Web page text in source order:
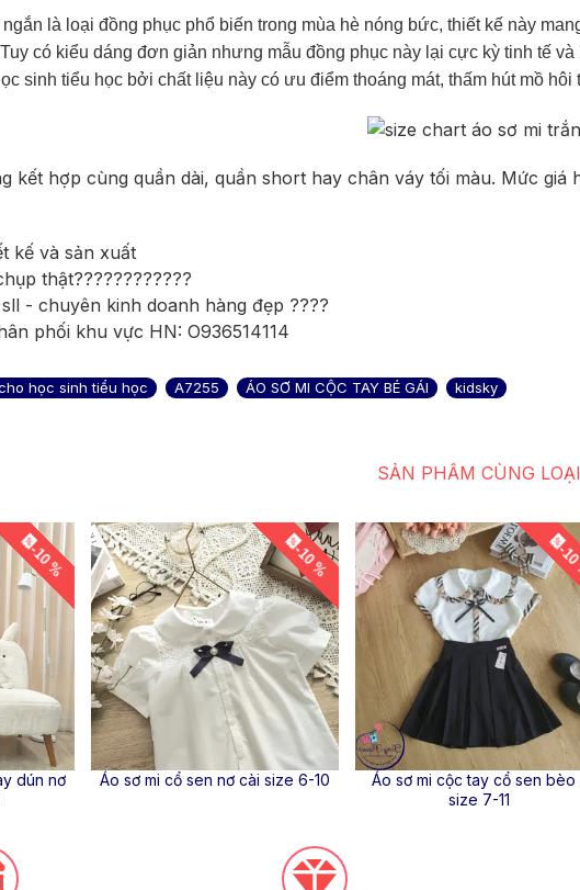
là loại đồng phục phổ biến trong mùa hè nóng bức, thiết kế này
có kiểu dáng đơn giản nhưng mẫu đồng phục này lại cực kỳ tinh tế
sinh tiểu học bởi chất liệu này có ưu điểm thoáng mát, thấm hút mồ hôi
kết hợp cùng quần dài, quần short hay chân váy tối màu. Mức
kế và sản xuất
thật????????????
- chuyên kinh doanh hàng đẹp ????
phối khu vực HN: O936514114
học sinh tiểu học A7255 ÁO SƠ MI CỘC TAY BÉ GÁI kidsky
SẢN PHẨM CÙNG LOẠI
-10 %
dún nơ
-10 %
Áo sơ mi cổ sen nơ cài size 6-10
-
Áo sơ mi cộc tay cổ sen bèo
size 7-11